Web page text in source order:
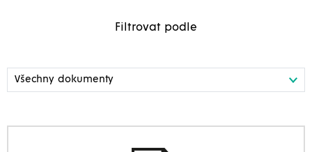
Filtrovat podle